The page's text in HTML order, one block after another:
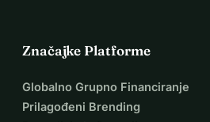
Značajke Platforme
Globalno Grupno Financiranje
Prilagođeni Brending